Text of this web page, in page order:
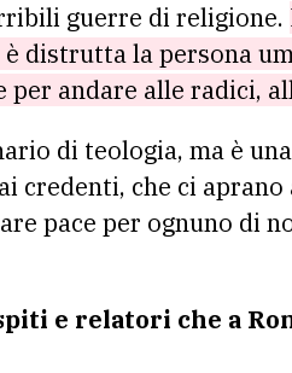
guerre di religione.
distrutta la persona
andare alle radici,
di teologia, ma è
credenti, che ci
pace per ognuno di
e relatori che a